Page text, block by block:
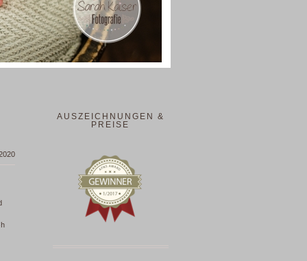
AUSZEICHNUNGEN &
PREISE